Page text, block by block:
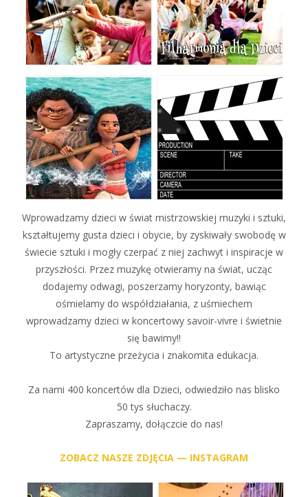
Wprowadzamy dzieci w świat mistrzowskiej muzyki i sztuki,
kształtujemy gusta dzieci i obycie, by zyskiwały swobodę w
świecie sztuki i mogły czerpać z niej zachwyt i inspiracje w
przyszłości. Przez muzykę otwieramy na świat, ucząc
dodajemy odwagi, poszerzamy horyzonty, bawiąc
ośmielamy do współdziałania, z uśmiechem
wprowadzamy dzieci w koncertowy savoir-vivre i świetnie
się bawimy!!
To artystyczne przeżycia i znakomita edukacja.
Za nami 400 koncertów dla Dzieci, odwiedziło nas blisko
50 tys słuchaczy.
Zapraszamy, dołączcie do nas!
ZOBACZ NASZE ZDJĘCIA — INSTAGRAM